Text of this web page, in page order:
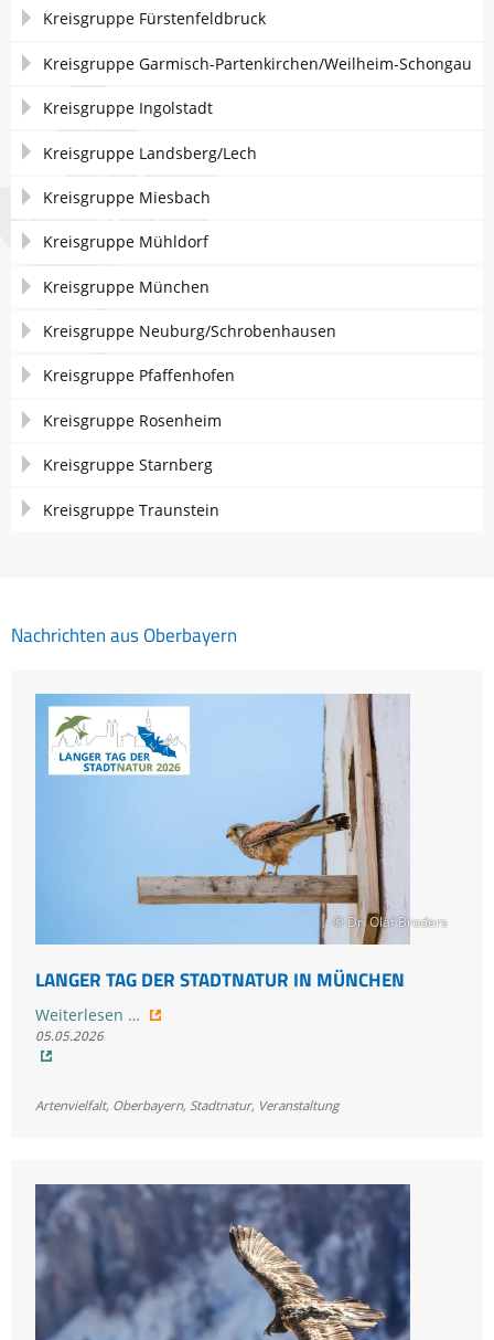
Kreisgruppe Fürstenfeldbruck
Kreisgruppe Garmisch-Partenkirchen/Weilheim-Schongau
Kreisgruppe Ingolstadt
Kreisgruppe Landsberg/Lech
Kreisgruppe Miesbach
Kreisgruppe Mühldorf
Kreisgruppe München
Kreisgruppe Neuburg/Schrobenhausen
Kreisgruppe Pfaffenhofen
Kreisgruppe Rosenheim
Kreisgruppe Starnberg
Kreisgruppe Traunstein
Nachrichten aus Oberbayern
© Dr. Olaf Broders
LANGER TAG DER STADTNATUR IN MÜNCHEN
Weiterlesen … Langer
05.05.2026
Artenvielfalt, Oberbayern, Stadtnatur, Veranstaltung